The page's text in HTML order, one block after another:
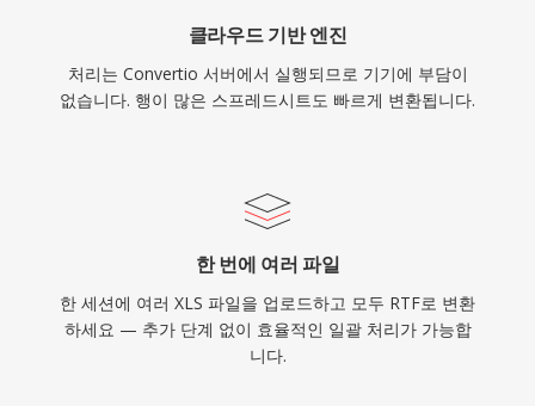
클라우드 기반 엔진
처리는 Convertio 서버에서 실행되므로 기기에 부담이
없습니다. 행이 많은 스프레드시트도 빠르게 변환됩니다.
한 번에 여러 파일
한 세션에 여러 XLS 파일을 업로드하고 모두 RTF로 변환
하세요 — 추가 단계 없이 효율적인 일괄 처리가 가능합
니다.